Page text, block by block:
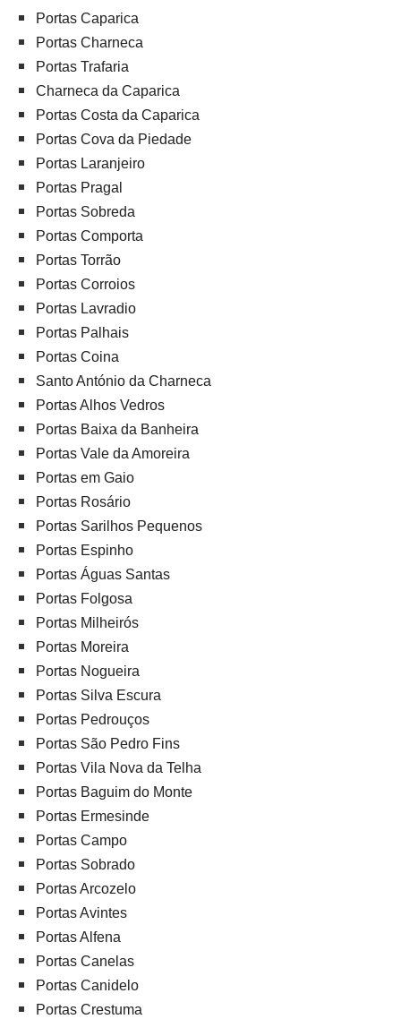
Portas Caparica
Portas Charneca
Portas Trafaria
Charneca da Caparica
Portas Costa da Caparica
Portas Cova da Piedade
Portas Laranjeiro
Portas Pragal
Portas Sobreda
Portas Comporta
Portas Torrão
Portas Corroios
Portas Lavradio
Portas Palhais
Portas Coina
Santo António da Charneca
Portas Alhos Vedros
Portas Baixa da Banheira
Portas Vale da Amoreira
Portas em Gaio
Portas Rosário
Portas Sarilhos Pequenos
Portas Espinho
Portas Águas Santas
Portas Folgosa
Portas Milheirós
Portas Moreira
Portas Nogueira
Portas Silva Escura
Portas Pedrouços
Portas São Pedro Fins
Portas Vila Nova da Telha
Portas Baguim do Monte
Portas Ermesinde
Portas Campo
Portas Sobrado
Portas Arcozelo
Portas Avintes
Portas Alfena
Portas Canelas
Portas Canidelo
Portas Crestuma